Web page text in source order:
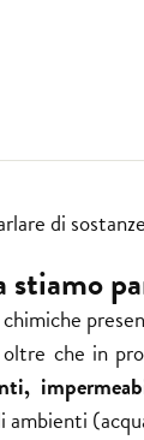
di
stiamo
che in